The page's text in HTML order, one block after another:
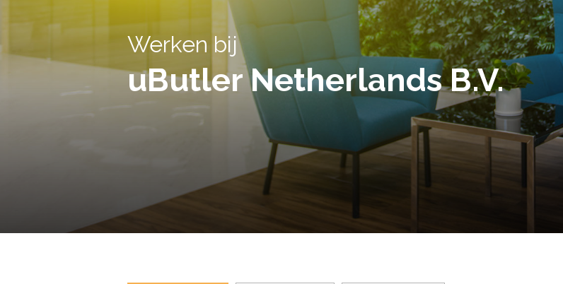
Gestart
Afgerond
Certificaten
Werken bij
uButler Netherlands B.V.